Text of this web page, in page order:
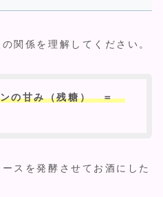
関係を理解してください。
ンの甘み（残糖） ＝
スを発酵させてお酒にした